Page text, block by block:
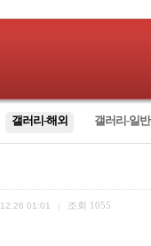
갤러리-해외 갤러리-일반
01:01 조회 1055